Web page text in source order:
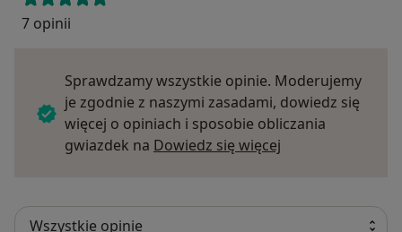
7 opinii
Sprawdzamy wszystkie opinie. Moderujemy
je zgodnie z naszymi zasadami, dowiedz się
więcej o opiniach i sposobie obliczania
gwiazdek na Dowiedz się więcej